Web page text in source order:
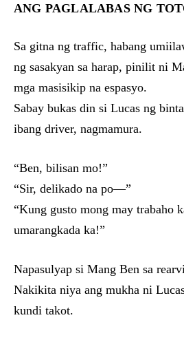
ANG PAGLALABAS NG
Sa gitna ng traffic, habang
ng sasakyan sa harap, pinilit ni
mga masisikip na espasyo.
Sabay bukas din si Lucas ng
ibang driver, nagmamura.
“Ben, bilisan mo!”
“Sir, delikado na po—”
“Kung gusto mong may trabaho
umarangkada ka!”
Napasulyap si Mang Ben sa
Nakikita niya ang mukha ni
kundi takot.